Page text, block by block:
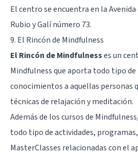
El centro se encuentra en la
Rubio y Galí número 73.
9. El Rincón de Mindfulness
El Rincón de Mindfulnesses un
Mindfulness que aporta todo tipo de
conocimientos a aquellas personas
técnicas de relajación y meditación.
Además de los cursos de
todo tipo de actividades,
MasterClasses relacionadas con el